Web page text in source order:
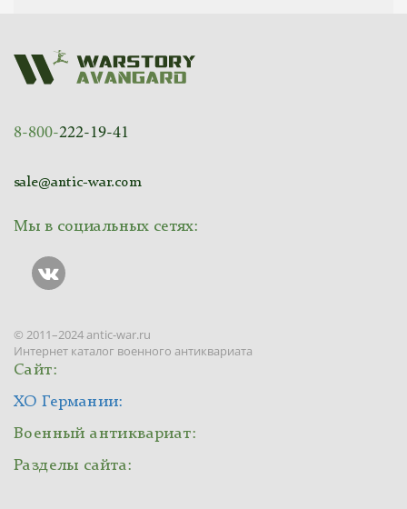
8-800-222-19-41
sale@antic-war.com
Мы в социальных сетях:
© 2011–2024 antic-war.ru
Интернет каталог военного антиквариата
Сайт:
ХО Германии:
Военный антиквариат:
Разделы сайта: